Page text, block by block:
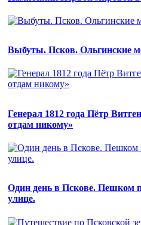
Выбуты. Псков. Ольгинские
Генерал 1812 года Пётр
отдам никому»
Один день в Пскове. Пешком
улице.